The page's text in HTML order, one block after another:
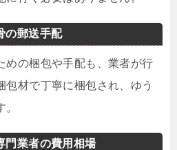
の郵送手配
めの梱包や手配も、業者が行
包材で丁寧に梱包され、ゆう
門業者の費用相場